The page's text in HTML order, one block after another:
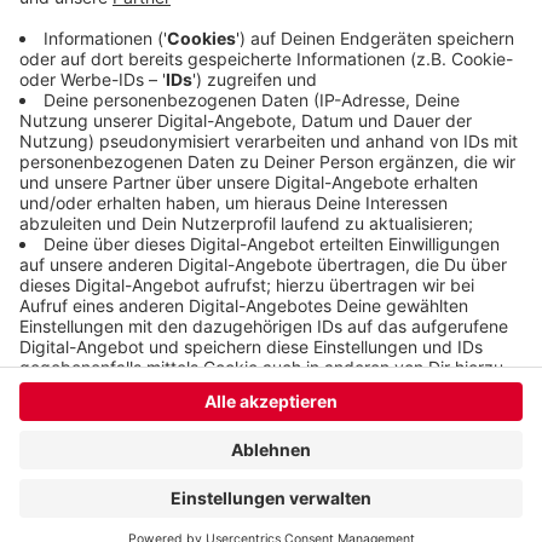
Veröffentlicht:Samstag, 31.08.2024 10:57
Anzeige
Anzeige